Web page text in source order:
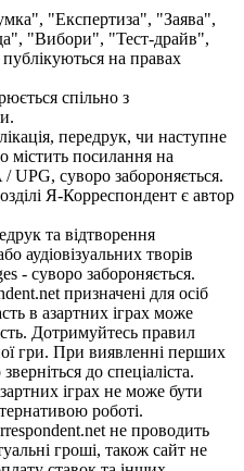
"Експертиза", "Заява",
"Вибори", "Тест-драйв",
на правах
спільно з
передрук, чи наступне
містить посилання на
UPG, суворо забороняється.
Я-Корреспондент є автор
та відтворення
аудіовізуальних творів
- суворо забороняється.
призначені для осіб
в азартних іграх може
Дотримуйтесь правил
гри. При виявленні перших
до спеціаліста.
іграх не може бути
роботі.
не проводить
гроші, також сайт не